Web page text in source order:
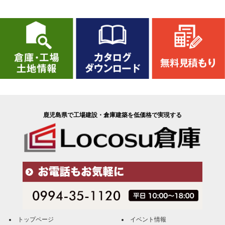
鹿児島県で工場建設・倉庫建築を低価格で実現する
トップページ イベント情報